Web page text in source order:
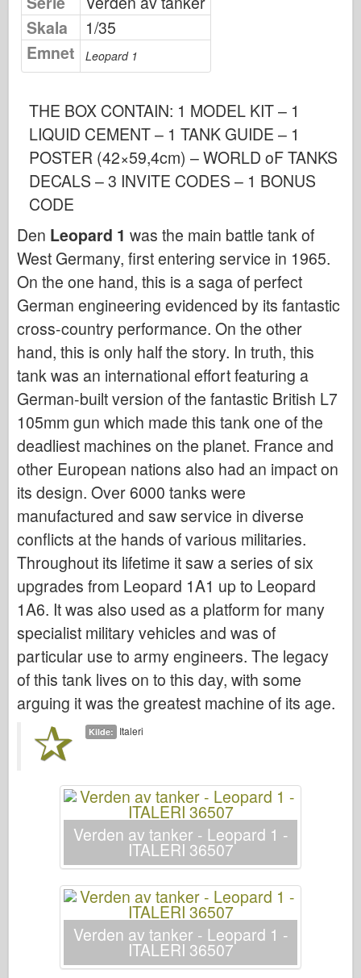
Osprey Publisering
Skvadron Signal
TankPower
Waffen-Arsenal
Wydawnictwo Militaria
Maquettes
Academy
Ace Modeller
AFV Klubb
Airfix
Luftforsvaret
AZ Modell
Svart Hund
Bronco
Cyber-Hobby
Dnepromodel
Dragon
Eduard
E.T. Modell
Fine former
Styrker av Tapperhet
FriulModel
Hasegawa
Heller (andre)
HobbyBoss
IBG-modeller
Icm
Italeri
Legenden
Meng Modell
Tamiya
Tristar
Zvezda
Gå rundt
Bøker
Skala
1/35
Emnet
Leopard 1
THE BOX CONTAIN: 1 MODEL KIT – 1
LIQUID CEMENT – 1 TANK GUIDE – 1
POSTER (42×59,4cm) – WORLD oF TANKS
DECALS – 3 INVITE CODES – 1 BONUS
CODE
Den Leopard 1 was the main battle tank of
West Germany, first entering service in 1965.
On the one hand, this is a saga of perfect
German engineering evidenced by its fantastic
cross-country performance. On the other
hand, this is only half the story. In truth, this
tank was an international effort featuring a
German-built version of the fantastic British L7
105mm gun which made this tank one of the
deadliest machines on the planet. France and
other European nations also had an impact on
its design. Over 6000 tanks were
manufactured and saw service in diverse
conflicts at the hands of various militaries.
Throughout its lifetime it saw a series of six
upgrades from Leopard 1A1 up to Leopard
1A6. It was also used as a platform for many
specialist military vehicles and was of
particular use to army engineers. The legacy
of this tank lives on to this day, with some
arguing it was the greatest machine of its age.
Kilde: Italeri
Verden av tanker - Leopard 1 -
ITALERI 36507
Verden av tanker - Leopard 1 -
ITALERI 36507